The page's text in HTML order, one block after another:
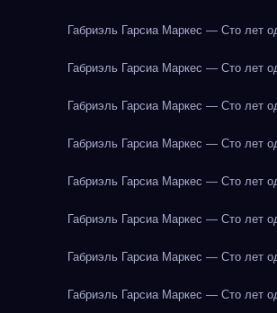
Габриэль Гарсиа Маркес — Сто лет
Габриэль Гарсиа Маркес — Сто лет
Габриэль Гарсиа Маркес — Сто лет
Габриэль Гарсиа Маркес — Сто лет
Габриэль Гарсиа Маркес — Сто лет
Габриэль Гарсиа Маркес — Сто лет
Габриэль Гарсиа Маркес — Сто лет
Габриэль Гарсиа Маркес — Сто лет